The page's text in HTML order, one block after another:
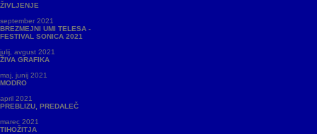
ŽIVLJENJE
september 2021
BREZMEJNI UMI TELESA -
FESTIVAL SONICA 2021
julij, avgust 2021
ŽIVA GRAFIKA
maj, junij 2021
MODRO
april 2021
PREBLIZU, PREDALEČ
marec 2021
TIHOŽITJA